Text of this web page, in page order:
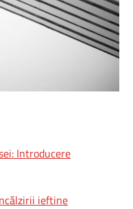
Introducere
ieftine